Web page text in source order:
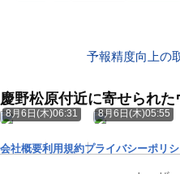
予報精度向上の
慶野松原付近に寄せられた
8月6日(木)06:31 8月6日(木)05:55
会社概要利用規約プライバシーポリ